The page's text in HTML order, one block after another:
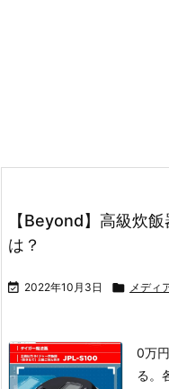
【Beyond】高級炊
は？
 2022年10月3日  メディ
0万
る。